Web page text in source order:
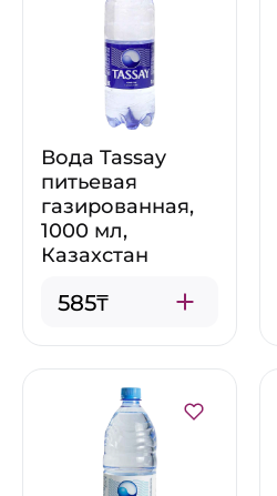
Вода Tassay
питьевая
газированная,
1000 мл,
Казахстан
585₸